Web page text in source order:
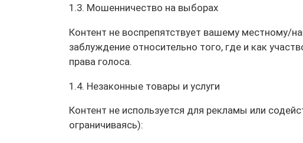
1.3. Мошенничество на выборах
Контент не воспрепятствует вашему местному/
заблуждение относительно того, где и как
права голоса.
1.4. Незаконные товары и услуги
Контент не используется для рекламы или
ограничиваясь):